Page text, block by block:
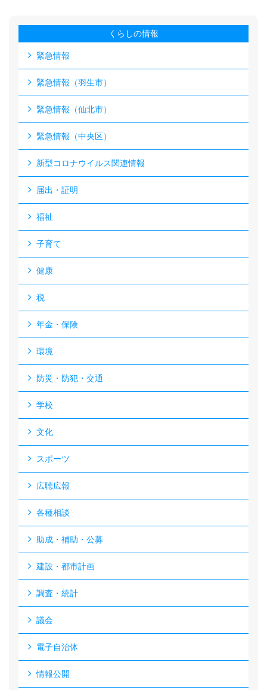
くらしの情報
緊急情報
緊急情報（羽生市）
緊急情報（仙北市）
緊急情報（中央区）
新型コロナウイルス関連情報
届出・証明
福祉
子育て
健康
税
年金・保険
環境
防災・防犯・交通
学校
文化
スポーツ
広聴広報
各種相談
助成・補助・公募
建設・都市計画
調査・統計
議会
電子自治体
情報公開